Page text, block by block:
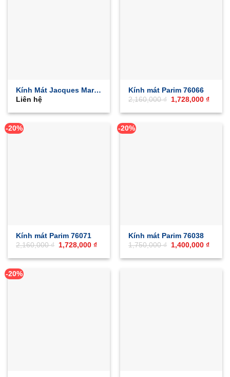
Kính Mát Jacques Marie
Mage HEMMINGS
Liên hệ
Kính mát Parim 76066
2,160,000₫ Giá
là:
1,728,000₫Giá
tại
-20%
Kính mát Parim 76071
2,160,000₫ Giá
là:
1,728,000₫Giá
tại
-20%
Kính mát Parim 76038
1,750,000₫ Giá
là:
1,400,000₫Giá
tại
-20%